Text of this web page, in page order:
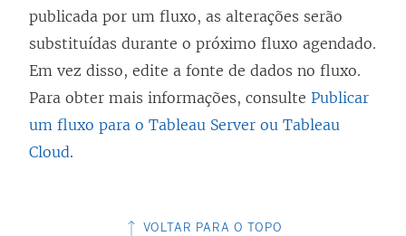
publicada por um fluxo, as alterações serão
substituídas durante o próximo fluxo agendado.
Em vez disso, edite a fonte de dados no fluxo.
Para obter mais informações, consulte Publicar
um fluxo para o Tableau Server ou Tableau
Cloud.
VOLTAR PARA O TOPO